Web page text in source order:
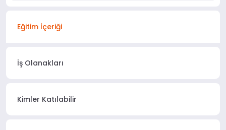
Eğitim İçeriği
İş Olanakları
Kimler Katılabilir